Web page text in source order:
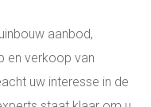
aanbod,
en verkoop van
uw interesse in de